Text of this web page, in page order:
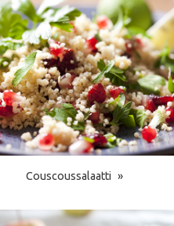
Couscoussalaatti